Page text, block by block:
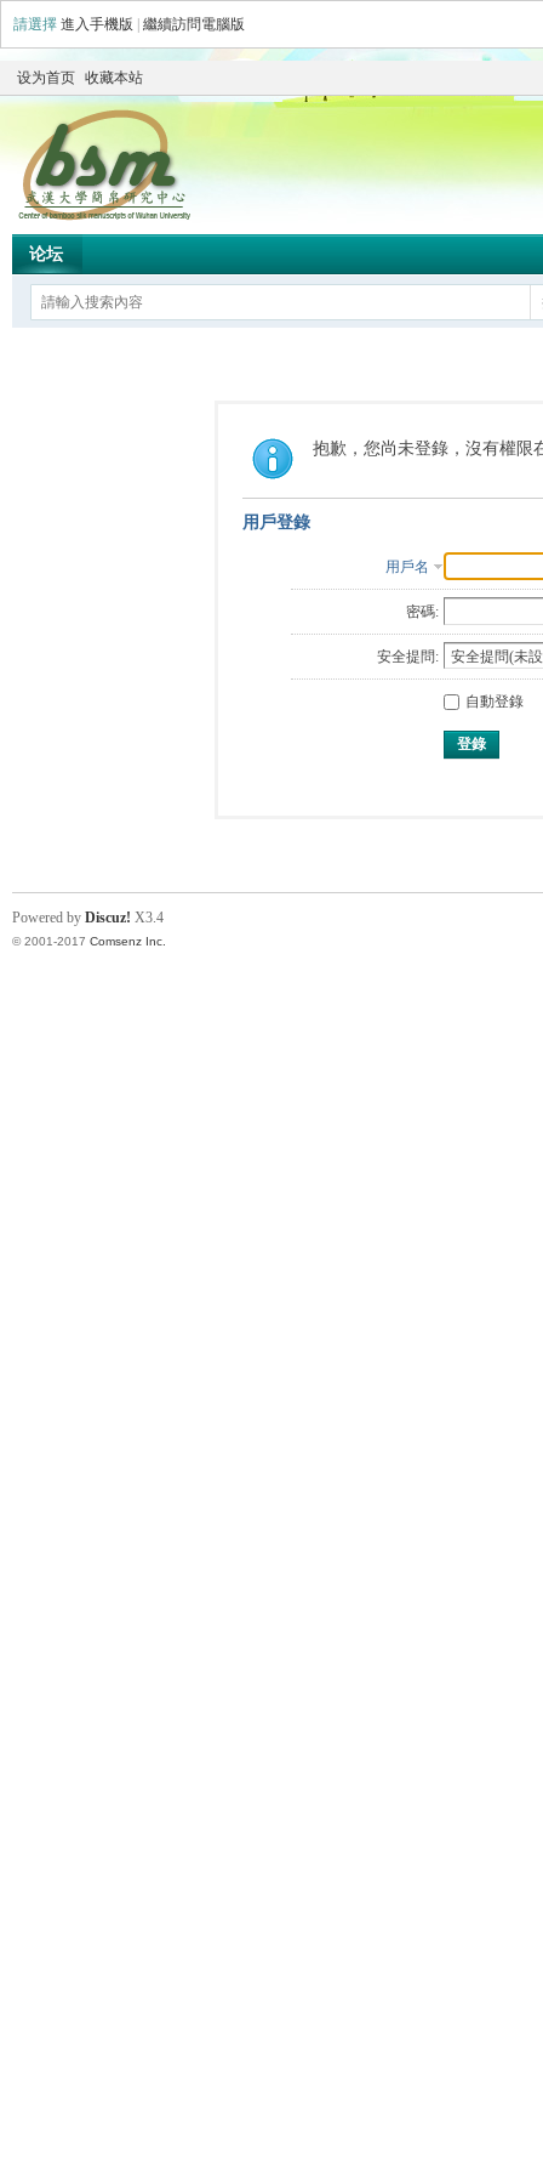
請選擇 進入手機版 繼續訪問電腦版
设为首页 收藏本站
论坛
抱歉，您尚未登錄，沒有權限
用戶登錄
用戶名
密碼:
安全提問:
自動登錄
登錄
Powered by Discuz! X3.4
© 2001-2017 Comsenz Inc.